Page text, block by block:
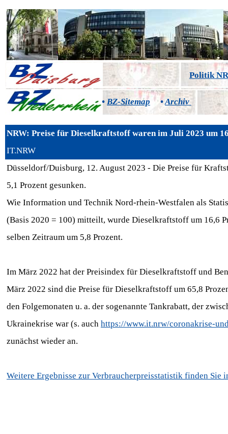
Politik
• BZ-Sitemap •Archiv
NRW: Preise für Dieselkraftstoff waren im Juli 2023 um
IT.NRW
Düsseldorf/Duisburg, 12. August 2023 - Die Preise für
5,1 Prozent gesunken.
Wie Information und Technik Nord-rhein-Westfalen als
(Basis 2020 = 100) mitteilt, wurde Dieselkraftstoff um 16,6
selben Zeitraum um 5,8 Prozent.
Im März 2022 hat der Preisindex für Dieselkraftstoff und
März 2022 sind die Preise für Dieselkraftstoff um 65,8
den Folgemonaten u. a. der sogenannte Tankrabatt, der
Ukrainekrise war (s. auch https://www.it.nrw/coronakrise-
zunächst wieder an.
Weitere Ergebnisse zur Verbraucherpreisstatistik finden Sie